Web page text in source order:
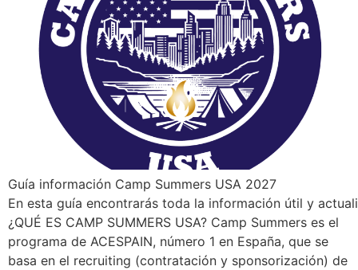
Guía información Camp Summers USA 2027
En esta guía encontrarás toda la información útil y
¿QUÉ ES CAMP SUMMERS USA? Camp Summers es el
programa de ACESPAIN, número 1 en España, que se
basa en el recruiting (contratación y sponsorización) de